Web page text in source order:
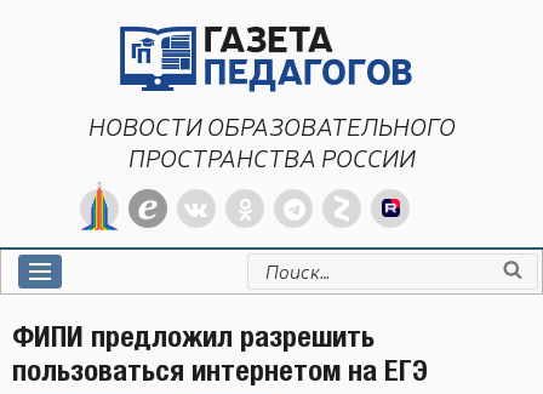
НОВОСТИ ОБРАЗОВАТЕЛЬНОГО
ПРОСТРАНСТВА РОССИИ
Искать:
ФИПИ предложил разрешить
пользоваться интернетом на ЕГЭ